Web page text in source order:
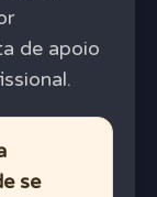
de apoio
se